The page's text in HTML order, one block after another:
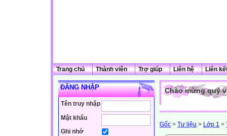
Trang chủ Thành viên Trợ giúp Liên hệ Liên
ĐĂNG NHẬP
Tên truy nhập
Mật khẩu
Ghi nhớ
Chào mừng quý
Gốc > Tư liệu > Lớp 1 >